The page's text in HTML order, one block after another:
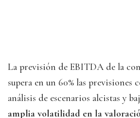
La previsión de EBITDA de la
supera en un 60% las previsiones
análisis de escenarios alcistas y
amplia volatilidad en la